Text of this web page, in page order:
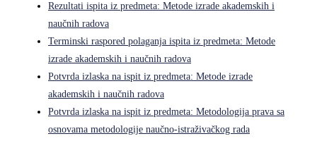
Rezultati ispita iz predmeta: Metode izrade akademskih i
naučnih radova
Terminski raspored polaganja ispita iz predmeta: Metode
izrade akademskih i naučnih radova
Potvrda izlaska na ispit iz predmeta: Metode izrade
akademskih i naučnih radova
Potvrda izlaska na ispit iz predmeta: Metodologija prava sa
osnovama metodologije naučno-istraživačkog rada